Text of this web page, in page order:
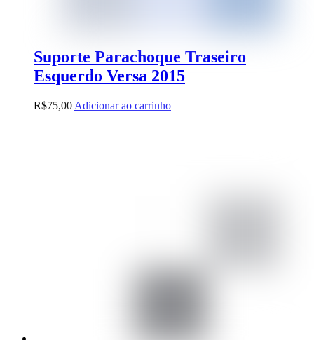
Suporte Parachoque Traseiro
Esquerdo Versa 2015
R$75,00 Adicionar ao carrinho